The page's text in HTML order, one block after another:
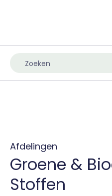
Afdelingen
Groene &
Stoffen